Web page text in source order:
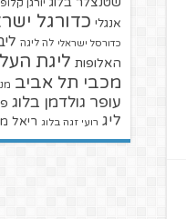
יורגן קלופ
אנגלי כדורגל
כדורסל ישראלי לה ליגה
האלופות ליגת העל
מכבי תל אביב
עופר גולדמן בלוג
ליג רועי זגה בלוג ריאל